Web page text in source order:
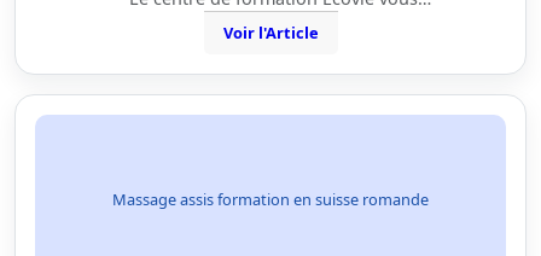
Voir l'Article
Massage assis formation en suisse romande